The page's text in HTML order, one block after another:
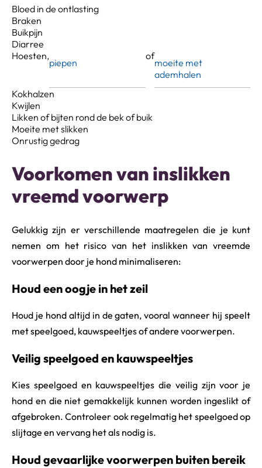
Bloed in de ontlasting
Braken
Buikpijn
Diarree
Hoesten,
piepen
of
moeite met
ademhalen
Kokhalzen
Kwijlen
Likken of bijten rond de bek of buik
Moeite met slikken
Onrustig gedrag
Voorkomen van inslikken
vreemd voorwerp
Gelukkig zijn er verschillende maatregelen die je kunt
nemen om het risico van het inslikken van vreemde
voorwerpen door je hond minimaliseren:
Houd een oogje in het zeil
Houd je hond altijd in de gaten, vooral wanneer hij speelt
met speelgoed, kauwspeeltjes of andere voorwerpen.
Veilig speelgoed en kauwspeeltjes
Kies speelgoed en kauwspeeltjes die veilig zijn voor je
hond en die niet gemakkelijk kunnen worden ingeslikt of
afgebroken. Controleer ook regelmatig het speelgoed op
slijtage en vervang het als nodig is.
Houd gevaarlijke voorwerpen buiten bereik